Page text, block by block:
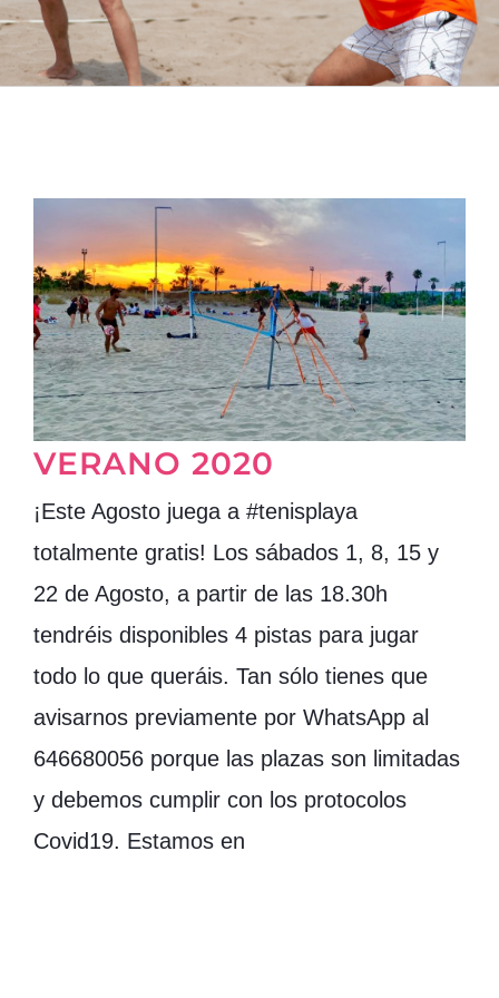
VERANO 2020
¡Este Agosto juega a #tenisplaya
totalmente gratis! Los sábados 1, 8, 15 y
22 de Agosto, a partir de las 18.30h
tendréis disponibles 4 pistas para jugar
todo lo que queráis. Tan sólo tienes que
avisarnos previamente por WhatsApp al
646680056 porque las plazas son limitadas
y debemos cumplir con los protocolos
Covid19. Estamos en